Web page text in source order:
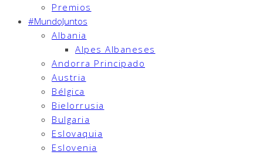
Premios
#MundoJuntos
Albania
Alpes Albaneses
Andorra Principado
Austria
Bélgica
Bielorrusia
Bulgaria
Eslovaquia
Eslovenia